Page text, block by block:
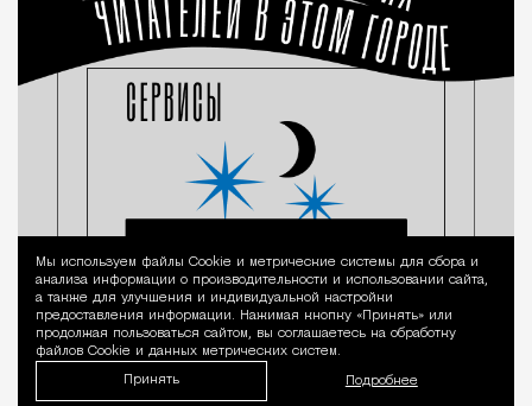
Уведомление
Мы используем файлы Сookie и метрические системы для сбора и
анализа информации о производительности и использовании сайта,
а также для улучшения и индивидуальной настройки
предоставления информации. Нажимая кнопку «Принять» или
продолжая пользоваться сайтом, вы соглашаетесь на обработку
файлов Cookie и данных метрических систем.
Принять Подробнее